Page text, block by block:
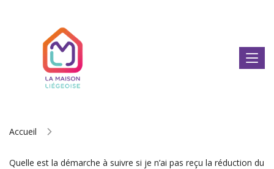
Accueil
Quelle est la démarche à suivre si je n’ai pas reçu la réduction du